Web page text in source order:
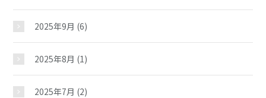
2025年9月 (6)
2025年8月 (1)
2025年7月 (2)